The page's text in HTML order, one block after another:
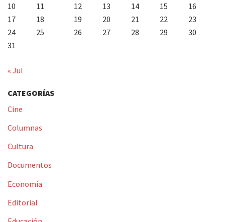
10
11 12 13 14 15
16
17
18 19 20 21 22
23
24
25 26 27 28 29
30
31
« Jul
CATEGORÍAS
Cine
Columnas
Cultura
Documentos
Economía
Editorial